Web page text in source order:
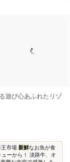
遊び心あふれたリゾ
王市場 新鮮なお魚が食
ーから！ 淡路牛、オ